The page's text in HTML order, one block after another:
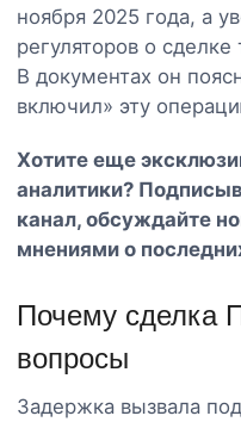
ноября 2025 года, а
регуляторов о
В документах он
включил» эту
Хотите еще
аналитики?
канал, обсуждайте
мнениями о
Почему сделка
вопросы
Задержка вызвала